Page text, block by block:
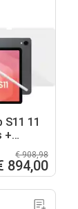
S11 11
+
€ 908,98
894,00